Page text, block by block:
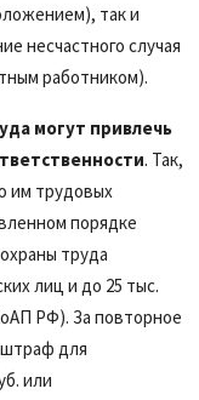
так и
несчастного случая
работником).
могут привлечь
. Так,
им трудовых
порядке
труда
лиц и до 25 тыс.
РФ). За повторное
для
или